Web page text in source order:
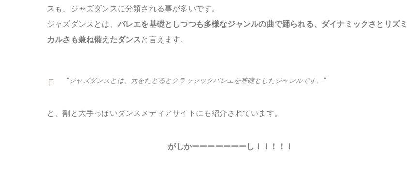
スも、ジャズダンスに分類される事が多いです。
ジャズダンスとは、 バレエを基礎としつつも多様なジャンルの曲で踊られる、ダイナミックさとリズミ
カルさも兼ね備えたダンス と言えます。
”ジャズダンスとは、元をたどるとクラッシックバレエを基礎としたジャンルです。”
と、割と大手っぽいダンスメディアサイトにも紹介されています。
がしかーーーーーーーし！！！！！